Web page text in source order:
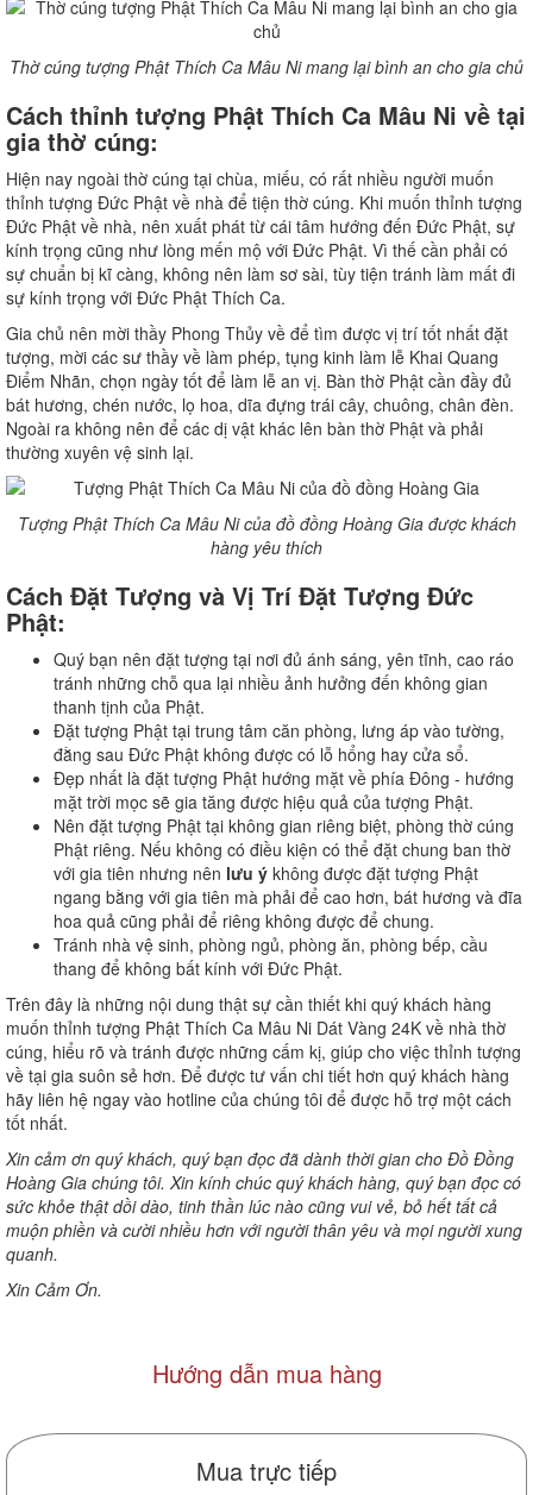
Thờ cúng tượng Phật Thích Ca Mâu Ni mang lại bình an cho gia chủ
Cách thỉnh tượng Phật Thích Ca Mâu Ni về tại
gia thờ cúng:
Hiện nay ngoài thờ cúng tại chùa, miếu, có rất nhiều người muốn
thỉnh tượng Đức Phật về nhà để tiện thờ cúng. Khi muốn thỉnh tượng
Đức Phật về nhà, nên xuất phát từ cái tâm hướng đến Đức Phật, sự
kính trọng cũng như lòng mến mộ với Đức Phật. Vì thế cần phải có
sự chuẩn bị kĩ càng, không nên làm sơ sài, tùy tiện tránh làm mất đi
sự kính trọng với Đức Phật Thích Ca.
Gia chủ nên mời thầy Phong Thủy về để tìm được vị trí tốt nhất đặt
tượng, mời các sư thầy về làm phép, tụng kinh làm lễ Khai Quang
Điểm Nhãn, chọn ngày tốt để làm lễ an vị. Bàn thờ Phật cần đầy đủ
bát hương, chén nước, lọ hoa, dĩa đựng trái cây, chuông, chân đèn.
Ngoài ra không nên để các dị vật khác lên bàn thờ Phật và phải
thường xuyên vệ sinh lại.
Tượng Phật Thích Ca Mâu Ni của đồ đồng Hoàng Gia được khách
hàng yêu thích
Cách Đặt Tượng và Vị Trí Đặt Tượng Đức
Phật:
Quý bạn nên đặt tượng tại nơi đủ ánh sáng, yên tĩnh, cao ráo
tránh những chỗ qua lại nhiều ảnh hưởng đến không gian
thanh tịnh của Phật.
Đặt tượng Phật tại trung tâm căn phòng, lưng áp vào tường,
đằng sau Đức Phật không được có lỗ hổng hay cửa sổ.
Đẹp nhất là đặt tượng Phật hướng mặt về phía Đông - hướng
mặt trời mọc sẽ gia tăng được hiệu quả của tượng Phật.
Nên đặt tượng Phật tại không gian riêng biệt, phòng thờ cúng
Phật riêng. Nếu không có điều kiện có thể đặt chung ban thờ
với gia tiên nhưng nên lưu ý không được đặt tượng Phật
ngang bằng với gia tiên mà phải để cao hơn, bát hương và đĩa
hoa quả cũng phải để riêng không được để chung.
Tránh nhà vệ sinh, phòng ngủ, phòng ăn, phòng bếp, cầu
thang để không bất kính với Đức Phật.
Trên đây là những nội dung thật sự cần thiết khi quý khách hàng
muốn thỉnh tượng Phật Thích Ca Mâu Ni Dát Vàng 24K về nhà thờ
cúng, hiểu rõ và tránh được những cấm kị, giúp cho việc thỉnh tượng
về tại gia suôn sẻ hơn. Để được tư vấn chi tiết hơn quý khách hàng
hãy liên hệ ngay vào hotline của chúng tôi để được hỗ trợ một cách
tốt nhất.
Xin cảm ơn quý khách, quý bạn đọc đã dành thời gian cho Đồ Đồng
Hoàng Gia chúng tôi. Xin kính chúc quý khách hàng, quý bạn đọc có
sức khỏe thật dồi dào, tinh thần lúc nào cũng vui vẻ, bỏ hết tất cả
muộn phiền và cười nhiều hơn với người thân yêu và mọi người xung
quanh.
Xin Cảm Ơn.
Hướng dẫn mua hàng
Mua trực tiếp